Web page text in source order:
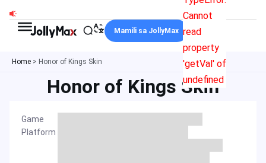
content
Cannot
read
property
'getVal' of
undefined
Mamili sa JollyMax
Home > Honor of Kings Skin
Honor of Kings Skin
Game
Platform